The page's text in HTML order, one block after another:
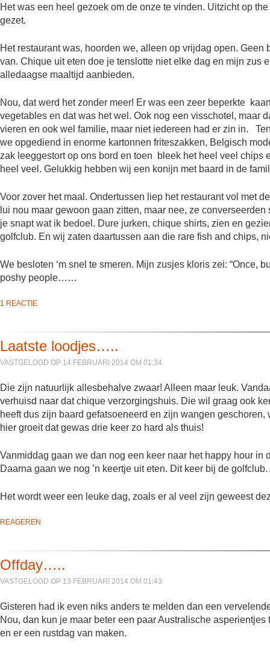
Het was een heel gezoek om de onze te vinden. Uitzicht op
gezet.
Het restaurant was, hoorden we, alleen op vrijdag open.
van. Chique uit eten doe je tenslotte niet elke dag en mijn zus
alledaagse maaltijd aanbieden.
Nou, dat werd het zonder meer! Er was een zeer beperkte
vegetables en dat was het wel. Ook nog een visschotel, maar
vieren en ook wel familie, maar niet iedereen had er zin in.
we opgediend in enorme kartonnen friteszakken, Belgisch
zak leeggestort op ons bord en toen bleek het heel veel
heel veel. Gelukkig hebben wij een konijn met baard in de
Voor zover het maal. Ondertussen liep het restaurant vol met
lui nou maar gewoon gaan zitten, maar nee, ze
je snapt wat ik bedoel. Dure jurken, chique shirts, zien en
golfclub. En wij zaten daartussen aan die rare fish and chips,
We besloten ‘m snel te smeren. Mijn zusjes kloris zei: “Once,
poshy people……
1 REACTIE
Laatste loodjes…..
VASTGELOGD OP 14 FEBRUARI 2014 OM 01:34
Die zijn natuurlijk allesbehalve zwaar! Alleen maar leuk.
verhuisd naar dat chique verzorgingshuis. Die wil graag ook
heeft dus zijn baard gefatsoeneerd en zijn wangen
hier groeit dat gewas drie keer zo hard als thuis!
Vanmiddag gaan we dan nog een keer naar het happy hour
Daarna gaan we nog ’n keertje uit eten. Dit keer bij de
Het wordt weer een leuke dag, zoals er al veel zijn geweest
REAGEREN
Offday…..
VASTGELOGD OP 13 FEBRUARI 2014 OM 01:43
Gisteren had ik even niks anders te melden dan een
Nou, dan kun je maar beter een paar Australische
en er een rustdag van maken.